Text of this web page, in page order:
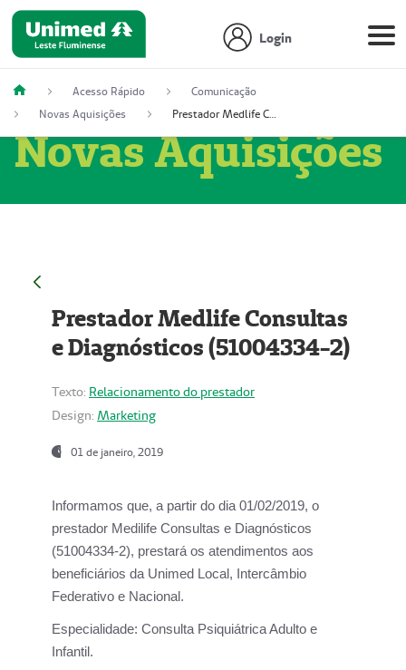
Login
Acesso Rápido
Comunicação
Novas Aquisições
Prestador Medlife Consultas e Diagnósticos (51004334-2)
Novas Aquisições
Prestador Medlife Consultas
e Diagnósticos (51004334-2)
Texto: Relacionamento do prestador
Design: Marketing
01 de janeiro, 2019
Informamos que, a partir do dia 01/02/2019, o
prestador Medilife Consultas e Diagnósticos
(51004334-2), prestará os atendimentos aos
beneficiários da Unimed Local, Intercâmbio
Federativo e Nacional.
Especialidade: Consulta Psiquiátrica Adulto e
Infantil.